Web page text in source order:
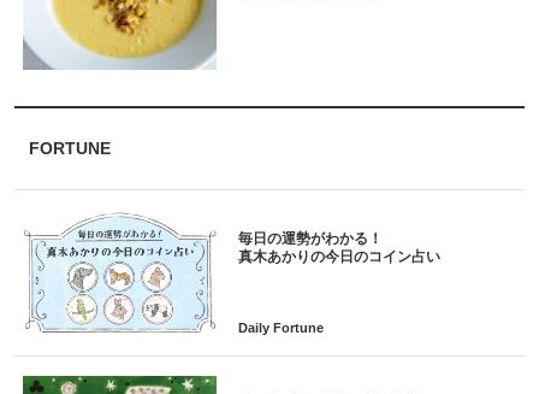
FORTUNE
毎日の運勢がわかる！